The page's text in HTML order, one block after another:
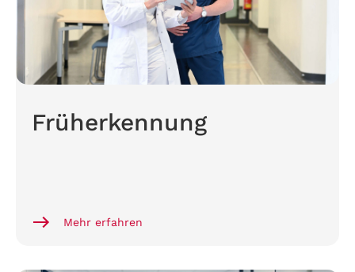
Früherkennung
Mehr erfahren